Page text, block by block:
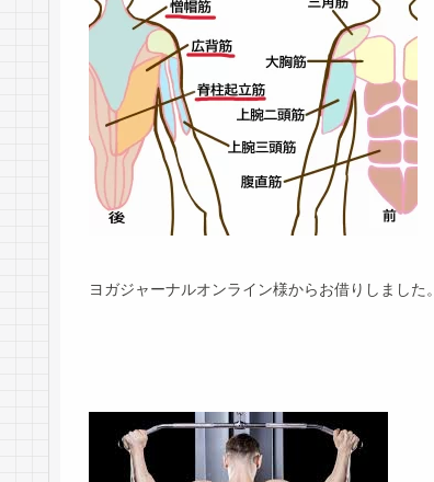
ヨガジャーナルオンライン様からお借りしました。